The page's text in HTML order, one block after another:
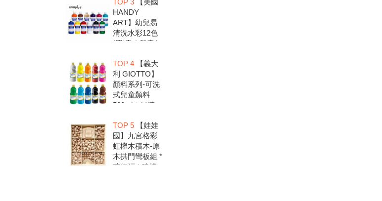
放心，彩繪DIY
超有趣
HANDY
ART】幼兒易
清洗水彩12色
(單罐) * 兒童無
安全好放心，
彩繪DIY超有趣
TOP 4【義大
利 GIOTTO】
顏料系列-可洗
式兒童顏料
500ml＊易清
童美勞.親子部
落客推薦
TOP 5【娃娃
國】九宮格彩
虹櫸木積木-原
木拱門彎板組 *
華德福 * 建構